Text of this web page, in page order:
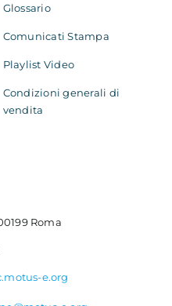
Glossario
Comunicati Stampa
Playlist Video
Condizioni generali di
vendita
Roma
e.org